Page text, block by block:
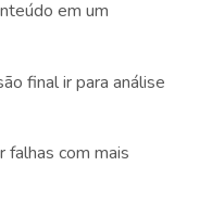
em um
final ir para análise
falhas com mais